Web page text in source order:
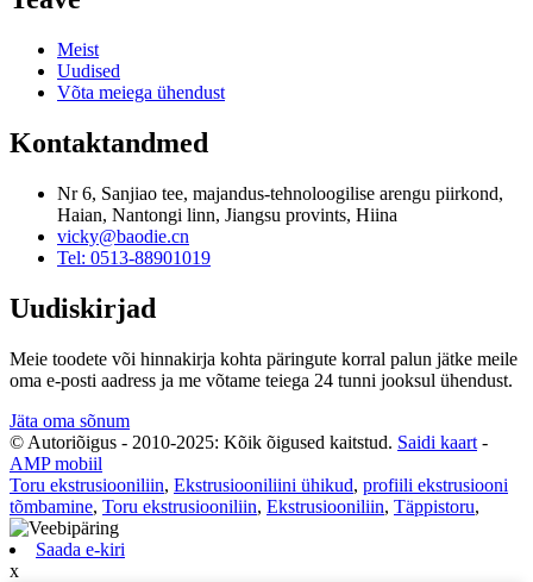
Meist
Uudised
Võta meiega ühendust
Kontaktandmed
Nr 6, Sanjiao tee, majandus-tehnoloogilise arengu piirkond,
Haian, Nantongi linn, Jiangsu provints, Hiina
vicky@baodie.cn
Tel: 0513-88901019
Uudiskirjad
Meie toodete või hinnakirja kohta päringute korral palun jätke meile
oma e-posti aadress ja me võtame teiega 24 tunni jooksul ühendust.
Jäta oma sõnum
© Autoriõigus - 2010-2025: Kõik õigused kaitstud. Saidi kaart -
AMP mobiil
Toru ekstrusiooniliin, Ekstrusiooniliini ühikud, profiili ekstrusiooni
tõmbamine, Toru ekstrusiooniliin, Ekstrusiooniliin, Täppistoru,
Saada e-kiri
x